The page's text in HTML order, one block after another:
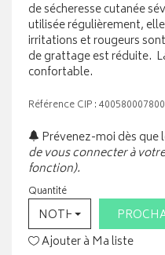
de sécheresse cutanée
utilisée régulièrement,
irritations et rougeurs
de grattage est réduite.
confortable.
Référence CIP :
Prévenez-moi dès
de vous connecter à
fonction).
Quantité
NOTHING SELECTED
Ajouter à Ma liste